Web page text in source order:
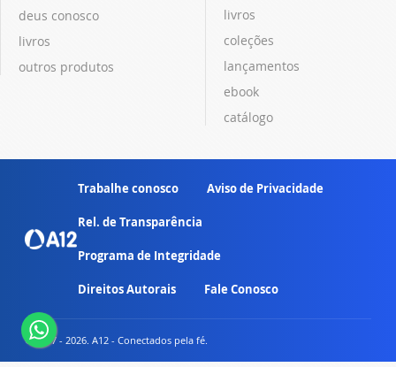
deus conosco
livros
outros produtos
livros
coleções
lançamentos
ebook
catálogo
Trabalhe conosco Aviso de Privacidade
Rel. de Transparência
Programa de Integridade
Direitos Autorais Fale Conosco
© 2007 - 2026. A12 - Conectados pela fé.